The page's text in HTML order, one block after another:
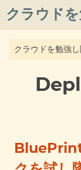
クラウド
About
azure
クラウドを勉強